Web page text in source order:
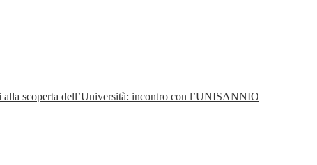
scoperta dell’Università: incontro con l’UNISANNIO